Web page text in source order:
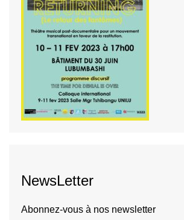
NewsLetter
Abonnez-vous à nos newsletter